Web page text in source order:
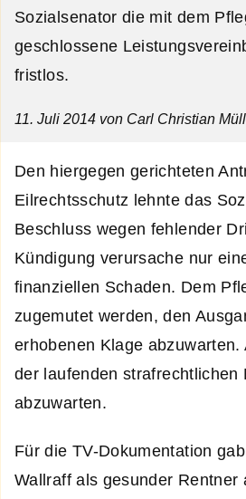
Sozialsenator die mit dem
geschlossene
fristlos.
11. Juli 2014 von Carl Christian
Den hiergegen gerichteten
Eilrechtsschutz lehnte das
Beschluss wegen fehlender
Kündigung verursache nur
finanziellen Schaden. Dem
zugemutet werden, den
erhobenen Klage
der laufenden strafrechtlichen
abzuwarten.
Für die TV-Dokumentation
Wallraff als gesunder Rentner